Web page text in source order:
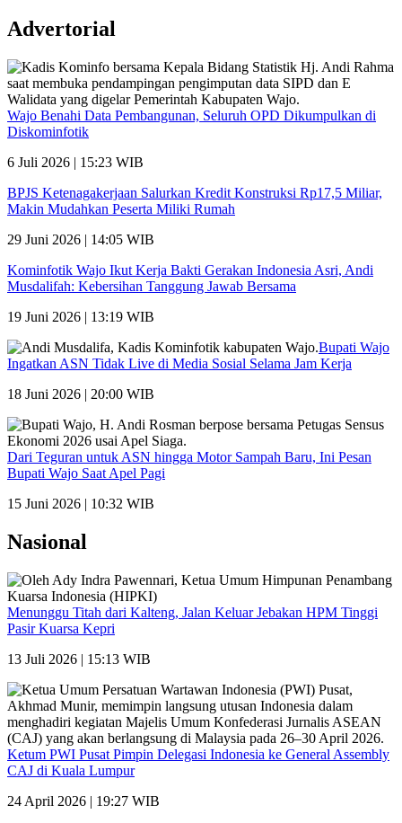
Advertorial
Wajo Benahi Data Pembangunan, Seluruh OPD Dikumpulkan di
Diskominfotik
6 Juli 2026 | 15:23 WIB
BPJS Ketenagakerjaan Salurkan Kredit Konstruksi Rp17,5 Miliar,
Makin Mudahkan Peserta Miliki Rumah
29 Juni 2026 | 14:05 WIB
Kominfotik Wajo Ikut Kerja Bakti Gerakan Indonesia Asri, Andi
Musdalifah: Kebersihan Tanggung Jawab Bersama
19 Juni 2026 | 13:19 WIB
Bupati Wajo
Ingatkan ASN Tidak Live di Media Sosial Selama Jam Kerja
18 Juni 2026 | 20:00 WIB
Dari Teguran untuk ASN hingga Motor Sampah Baru, Ini Pesan
Bupati Wajo Saat Apel Pagi
15 Juni 2026 | 10:32 WIB
Nasional
Menunggu Titah dari Kalteng, Jalan Keluar Jebakan HPM Tinggi
Pasir Kuarsa Kepri
13 Juli 2026 | 15:13 WIB
Ketum PWI Pusat Pimpin Delegasi Indonesia ke General Assembly
CAJ di Kuala Lumpur
24 April 2026 | 19:27 WIB